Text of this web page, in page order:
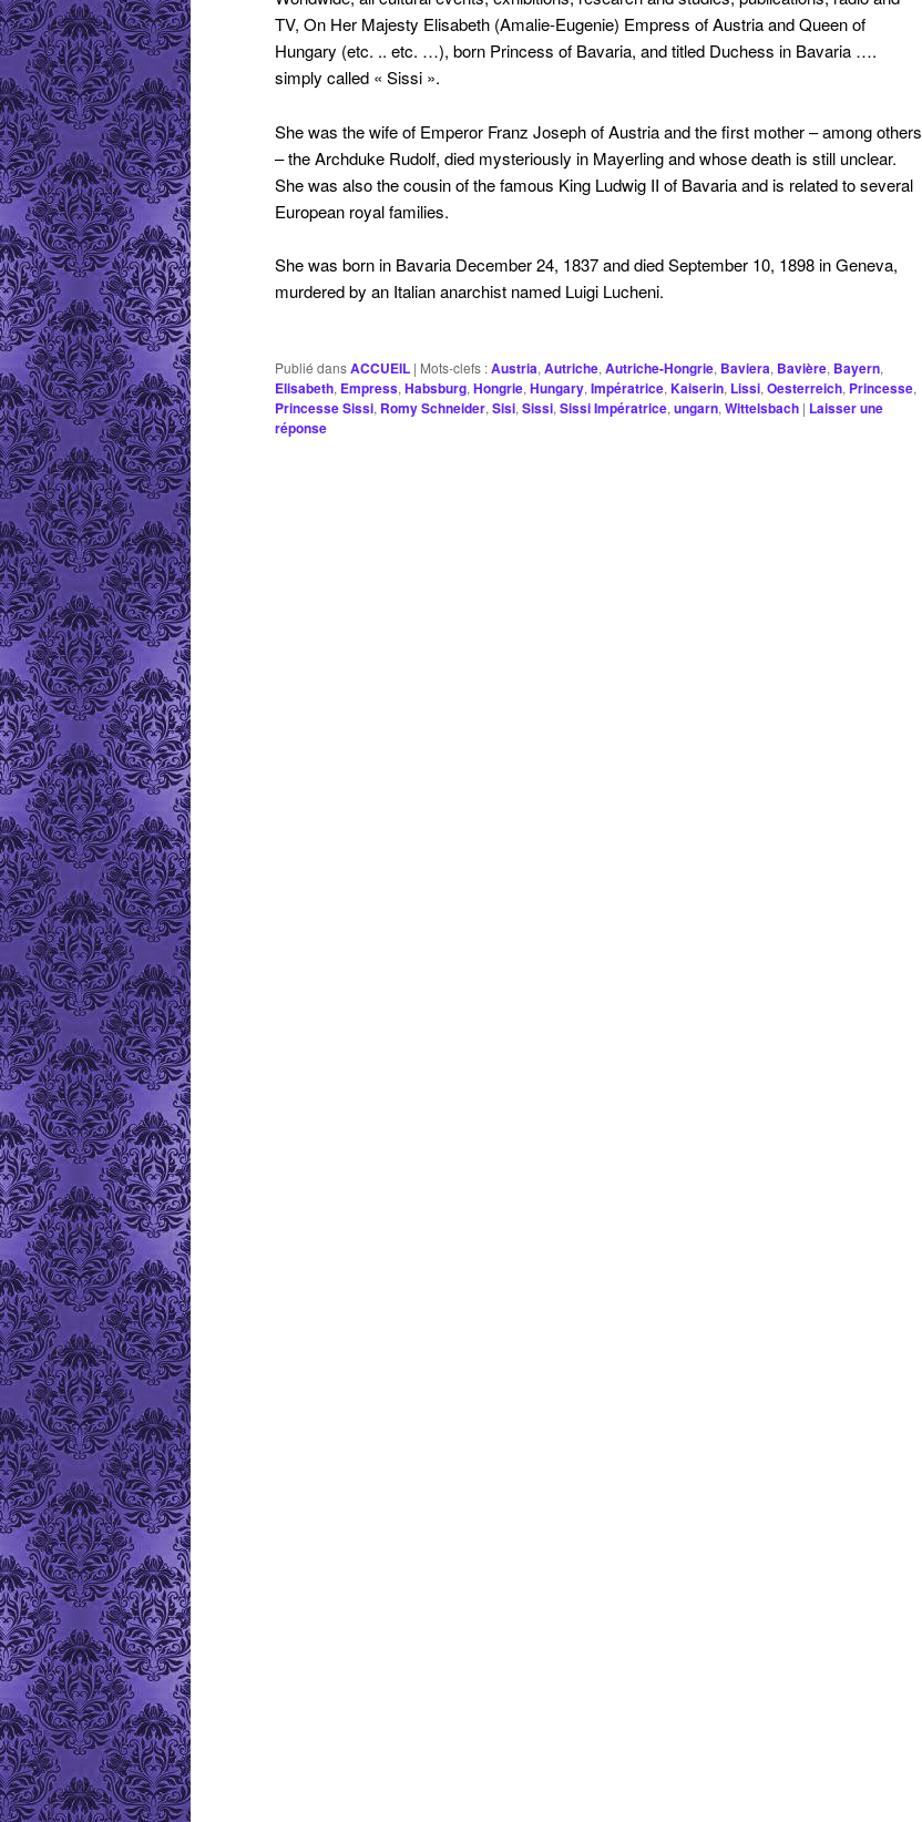
TV, On Her Majesty Elisabeth (Amalie-Eugenie) Empress of Austria and Queen of
Hungary (etc. .. etc. …), born Princess of Bavaria, and titled Duchess in Bavaria ….
simply called « Sissi ».
She was the wife of Emperor Franz Joseph of Austria and the first mother – among others
– the Archduke Rudolf, died mysteriously in Mayerling and whose death is still unclear.
She was also the cousin of the famous King Ludwig II of Bavaria and is related to several
European royal families.
She was born in Bavaria December 24, 1837 and died September 10, 1898 in Geneva,
murdered by an Italian anarchist named Luigi Lucheni.
Publié dansACCUEIL | Mots-clefs :Austria,Autriche,Autriche-Hongrie, Baviera, Bavière, Bayern,
Elisabeth, Empress,Habsburg,Hongrie,Hungary,Impératrice,Kaiserin, Lissi,Oesterreich, Princesse,
Princesse Sissi, Romy Schneider,Sisi,Sissi,Sissi Impératrice,ungarn,Wittelsbach | Laisser une
réponse